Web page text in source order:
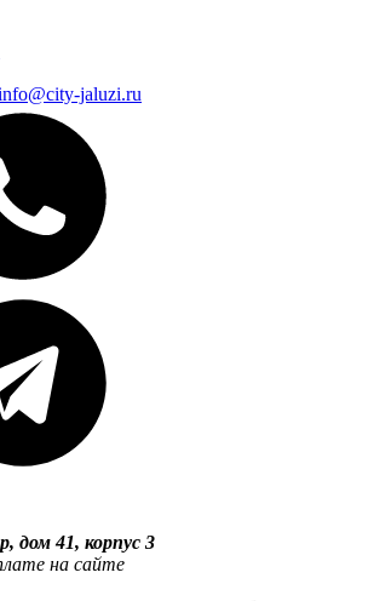
jaluzi.ru
дом 41, корпус 3
на сайте